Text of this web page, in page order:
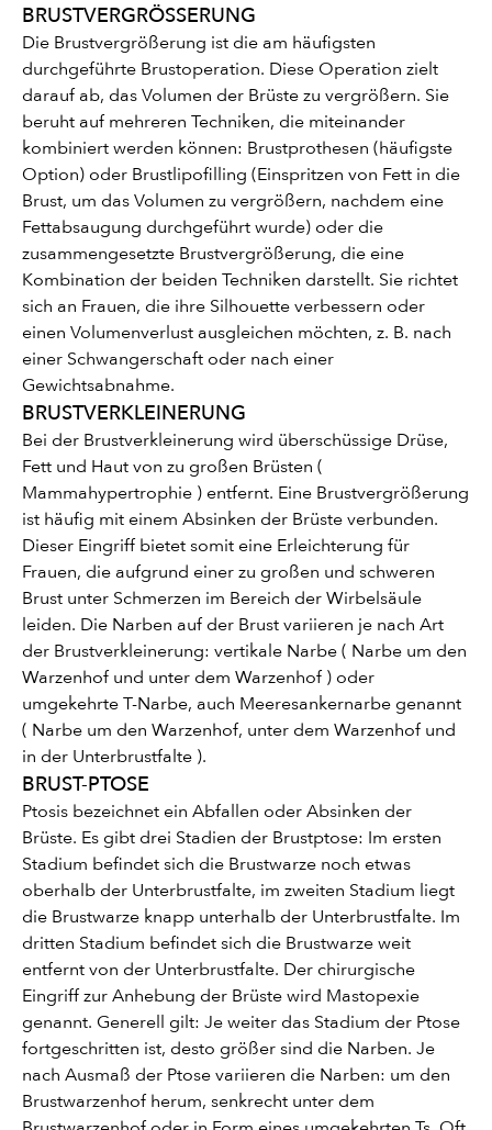
BRUSTVERGRÖSSERUNG
Die Brustvergrößerung ist die am häufigsten
durchgeführte Brustoperation. Diese Operation zielt
darauf ab, das Volumen der Brüste zu vergrößern. Sie
beruht auf mehreren Techniken, die miteinander
kombiniert werden können: Brustprothesen (häufigste
Option) oder Brustlipofilling (Einspritzen von Fett in die
Brust, um das Volumen zu vergrößern, nachdem eine
Fettabsaugung durchgeführt wurde) oder die
zusammengesetzte Brustvergrößerung, die eine
Kombination der beiden Techniken darstellt. Sie richtet
sich an Frauen, die ihre Silhouette verbessern oder
einen Volumenverlust ausgleichen möchten, z. B. nach
einer Schwangerschaft oder nach einer
Gewichtsabnahme.
BRUSTVERKLEINERUNG
Bei der Brustverkleinerung wird überschüssige Drüse,
Fett und Haut von zu großen Brüsten (
Mammahypertrophie ) entfernt. Eine Brustvergrößerung
ist häufig mit einem Absinken der Brüste verbunden.
Dieser Eingriff bietet somit eine Erleichterung für
Frauen, die aufgrund einer zu großen und schweren
Brust unter Schmerzen im Bereich der Wirbelsäule
leiden. Die Narben auf der Brust variieren je nach Art
der Brustverkleinerung: vertikale Narbe ( Narbe um den
Warzenhof und unter dem Warzenhof ) oder
umgekehrte T-Narbe, auch Meeresankernarbe genannt
( Narbe um den Warzenhof, unter dem Warzenhof und
in der Unterbrustfalte ).
BRUST-PTOSE
Ptosis bezeichnet ein Abfallen oder Absinken der
Brüste. Es gibt drei Stadien der Brustptose: Im ersten
Stadium befindet sich die Brustwarze noch etwas
oberhalb der Unterbrustfalte, im zweiten Stadium liegt
die Brustwarze knapp unterhalb der Unterbrustfalte. Im
dritten Stadium befindet sich die Brustwarze weit
entfernt von der Unterbrustfalte. Der chirurgische
Eingriff zur Anhebung der Brüste wird Mastopexie
genannt. Generell gilt: Je weiter das Stadium der Ptose
fortgeschritten ist, desto größer sind die Narben. Je
nach Ausmaß der Ptose variieren die Narben: um den
Brustwarzenhof herum, senkrecht unter dem